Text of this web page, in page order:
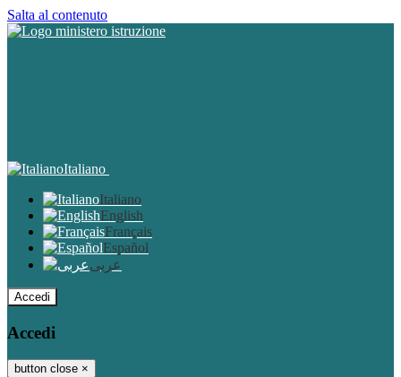
Salta al contenuto
Italiano
Italiano
English
Français
Español
عربى
Accedi
Accedi
button close ×